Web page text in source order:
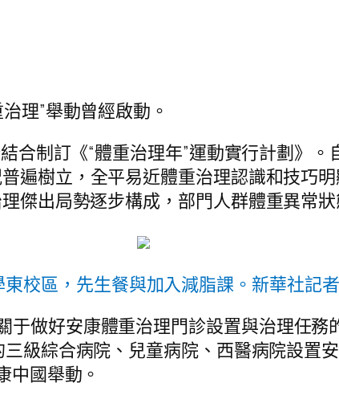
理”舉動曾經啟動。
合制訂《“體重治理年”運動實行計劃》
遍樹立，全平易近體重治理認識和技巧
傑出局勢逐步構成，部門人群體重異常狀
東校區，先生餐與加入減脂課。新華社記
于做好安康體重治理門診設置與治理任
級綜合病院、兒童病院、西醫病院設置
中國舉動。